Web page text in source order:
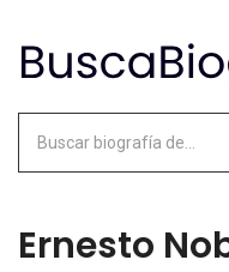
Ernesto